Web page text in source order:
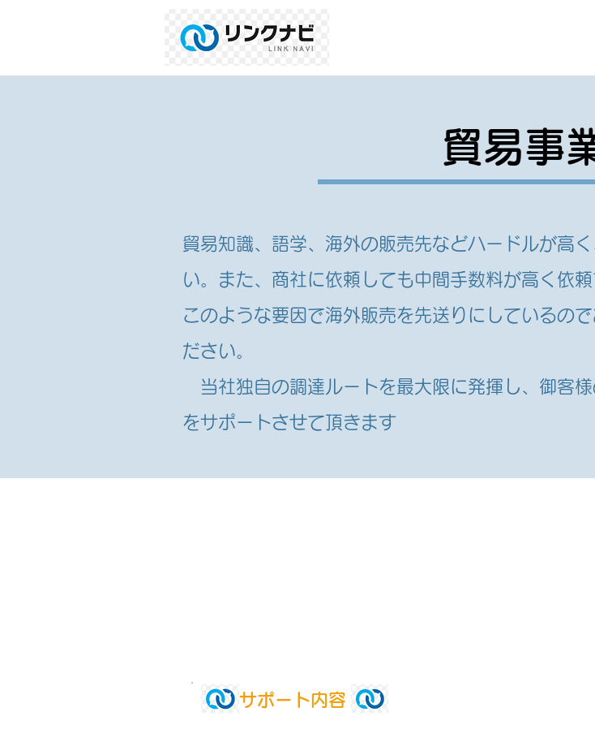
貿易事
貿易知識、語学、海外の販売先などハードルが高
い。また、商社に依頼しても中間手数料が高く依頼
このような要因で海外販売を先送りにしているの
ださい。
当社独自の調達ルートを最大限に発揮し、御客
をサポートさせて頂きます
​サポート内容